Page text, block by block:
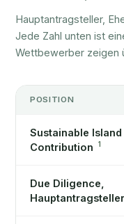
Hauptantragsteller,
Jede Zahl unten ist
Wettbewerber zeigen
POSITION
Sustainable Island
Contribution
1
Due Diligence,
Hauptantragsteller